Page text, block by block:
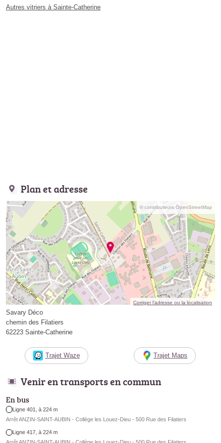
Autres vitriers à Sainte-Catherine
Plan et adresse
© contributeurs OpenStreetMap
Corriger l’adresse ou la localisation
Savary Déco
chemin des Filatiers
62223 Sainte-Catherine
Trajet Waze Trajet Maps
Venir en transports en commun
En bus
Ligne 401, à 224 m
Arrêt ANZIN-SAINT-AUBIN - Collège les Louez-Dieu - 500 Rue des Filatiers
Ligne 417, à 224 m